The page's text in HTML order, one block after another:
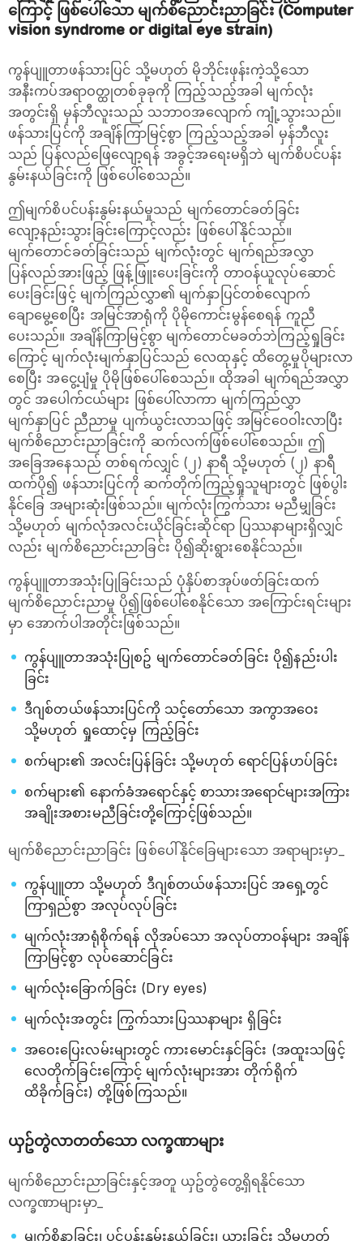
ကြောင့် ဖြစ်ပေါ်သော မျက်စိညောင်းညာခြင်း (Computer
vision syndrome or digital eye strain)
ကွန်ပျူတာဖန်သားပြင် သို့မဟုတ် မိုဘိုင်းဖုန်းကဲ့သို့သော
အနီးကပ်အရာဝတ္ထုတစ်ခုခုကို ကြည့်သည့်အခါ မျက်လုံး
အတွင်းရှိ မှန်ဘီလူးသည် သဘာဝအလျောက် ကျုံ့သွားသည်။
ဖန်သားပြင်ကို အချိန်ကြာမြင့်စွာ ကြည့်သည့်အခါ မှန်ဘီလူး
သည် ပြန်လည်ဖြေလျော့ရန် အခွင့်အရေးမရှိဘဲ မျက်စိပင်ပန်း
နွမ်းနယ်ခြင်းကို ဖြစ်ပေါ်စေသည်။
ဤမျက်စိပင်ပန်းနွမ်းနယ်မှုသည် မျက်တောင်ခတ်ခြင်း
လျော့နည်းသွားခြင်းကြောင့်လည်း ဖြစ်ပေါ်နိုင်သည်။
မျက်တောင်ခတ်ခြင်းသည် မျက်လုံးတွင် မျက်ရည်အလွှာ
ပြန်လည်အားဖြည့် ဖြန့်ဖြူးပေးခြင်းကို တာဝန်ယူလုပ်ဆောင်
ပေးခြင်းဖြင့် မျက်ကြည်လွှာ၏ မျက်နှာပြင်တစ်လျောက်
ချောမွေ့စေပြီး အမြင်အာရုံကို ပိုမိုကောင်းမွန်စေရန် ကူညီ
ပေးသည်။ အချိန်ကြာမြင့်စွာ မျက်တောင်မခတ်ဘဲကြည့်ရှုခြင်း
ကြောင့် မျက်လုံးမျက်နှာပြင်သည် လေထုနှင့် ထိတွေ့မှုပိုများလာ
စေပြီး အငွေ့ပျံမှု ပိုမိုဖြစ်ပေါ်စေသည်။ ထိုအခါ မျက်ရည်အလွှာ
တွင် အပေါက်ငယ်များ ဖြစ်ပေါ်လာကာ မျက်ကြည်လွှာ
မျက်နှာပြင် ညီညာမှု ပျက်ယွင်းလာသဖြင့် အမြင်ဝေဝါးလာပြီး
မျက်စိညောင်းညာခြင်းကို ဆက်လက်ဖြစ်ပေါ်စေသည်။ ဤ
အခြေအနေသည် တစ်ရက်လျှင် (၂) နာရီ သို့မဟုတ် (၂) နာရီ
ထက်ပို၍ ဖန်သားပြင်ကို ဆက်တိုက်ကြည့်ရှုသူများတွင် ဖြစ်ပွါး
နိုင်ခြေ အများဆုံးဖြစ်သည်။ မျက်လုံးကြွက်သား မညီမျှခြင်း
သို့မဟုတ် မျက်လုံအလင်းယိုင်ခြင်းဆိုင်ရာ ပြဿနာများရှိလျှင်
လည်း မျက်စိ‌ညောင်းညာခြင်း ပို၍ဆိုးရွားစေနိုင်သည်။
ကွန်ပျူတာအသုံးပြုခြင်းသည် ပုံနှိပ်စာအုပ်ဖတ်ခြင်းထက်
မျက်စိညောင်းညာမှု ပို၍ဖြစ်ပေါ်စေနိုင်သော အကြောင်းရင်းများ
မှာ ‌အောက်ပါအတိုင်းဖြစ်သည်။
ကွန်ပျူတာအသုံးပြုစဥ် မျက်တောင်ခတ်ခြင်း ပို၍နည်းပါး
ခြင်း
ဒီဂျစ်တယ်ဖန်သားပြင်ကို သင့်တော်သော အကွာအဝေး
သို့မဟုတ် ရှုထောင့်မှ ကြည့်ခြင်း
စက်များ၏ အလင်းပြန်ခြင်း သို့မဟုတ် ရောင်ပြန်ဟပ်ခြင်း
စက်များ၏ နောက်ခံအရောင်နှင့် စာသားအရောင်များအကြား
အချိုးအစားမညီခြင်းတို့ကြောင့်ဖြစ်သည်။
မျက်စိညောင်းညာခြင်း ဖြစ်‌ပေါ်နိုင်ခြေများသော အရာများမှာ_
ကွန်ပျူတာ သို့မဟုတ် ဒီဂျစ်တယ်ဖန်သားပြင် အရှေ့တွင်
ကြာရှည်စွာ အလုပ်လုပ်ခြင်း
မျက်လုံးအာရုံစိုက်ရန် လိုအပ်သော အလုပ်တာဝန်များ အချိန်
ကြာမြင့်စွာ လုပ်ဆောင်ခြင်း
မျက်လုံးခြောက်ခြင်း (Dry eyes)
မျက်လုံးအတွင်း ကြွက်သားပြဿနာများ ရှိခြင်း
အဝေးပြေးလမ်းများတွင် ကားမောင်းနှင်ခြင်း (အထူးသဖြင့်
လေတိုက်ခြင်းကြောင့် မျက်လုံးများအား တိုက်ရိုက်
ထိခိုက်ခြင်း) တို့ဖြစ်ကြသည်။
ယှဥ်တွဲလာတတ်သော လက္ခဏာများ
မျက်စိညောင်းညာခြင်းနှင့်အတူ ယှဥ်တွဲတွေ့ရှိရနိုင်သော
လက္ခဏာများမှာ_
မျက်စိနာခြင်း၊ ပင်ပန်းနွမ်းနယ်ခြင်း၊ ယားခြင်း သို့မဟုတ်